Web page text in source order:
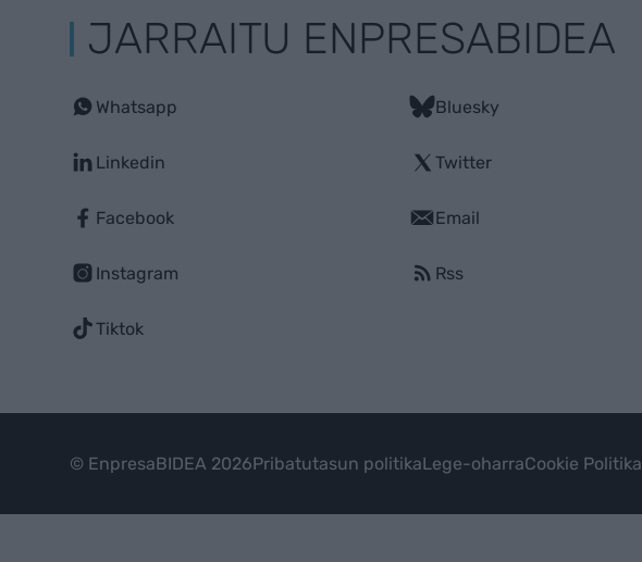
JARRAITU ENPRESABIDEA
Whatsapp
Linkedin
Facebook
Instagram
Tiktok
Bluesky
Twitter
Email
Rss
© EnpresaBIDEA 2026Pribatutasun politikaLege-oharraCookie Politika